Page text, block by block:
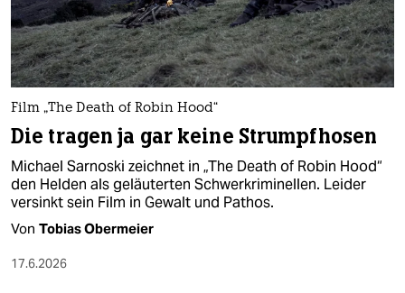
nord
wahrheit
verlag
verlag
veranstaltungen
shop
fragen & hilfe
Film „The Death of Robin Hood“
Die tragen ja gar keine Strumpfhosen
Michael Sarnoski zeichnet in „The Death of Robin Hood“
den Helden als geläuterten Schwerkriminellen. Leider
versinkt sein Film in Gewalt und Pathos.
Von Tobias Obermeier
17.6.2026